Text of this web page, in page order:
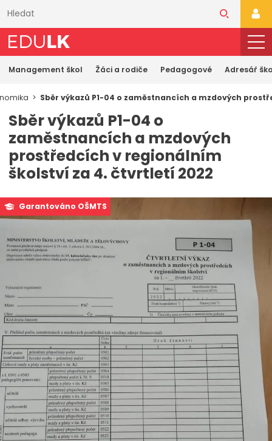
obsahu
Management škol Žáci a rodiče Pedagogové Adresář
Sběr výkazů P1-04 o zaměstnancích a mzdových
Sběr výkazů P1-04 o
zaměstnancích a mzdových
prostředcích v regionálním
školství za 4. čtvrtletí 2022
Garantováno OŠMTS